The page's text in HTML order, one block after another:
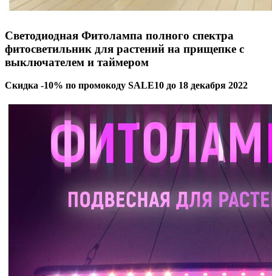
Светодиодная Фитолампа полного спектра
фитосветильник для растений на прищепке с
выключателем и таймером
Скидка -10% по промокоду SALE10 до 18 декабря 2022